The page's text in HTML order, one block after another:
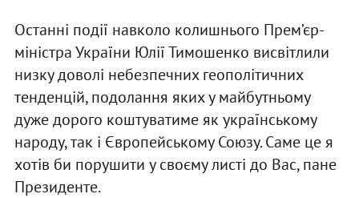
Останні події навколо колишнього Прем’єр-
міністра України Юлії Тимошенко висвітлили
низку доволі небезпечних геополітичних
тенденцій, подолання яких у майбутньому
дуже дорого коштуватиме як українському
народу, так і Європейському Союзу. Саме це я
хотів би порушити у своєму листі до Вас, пане
Президенте.